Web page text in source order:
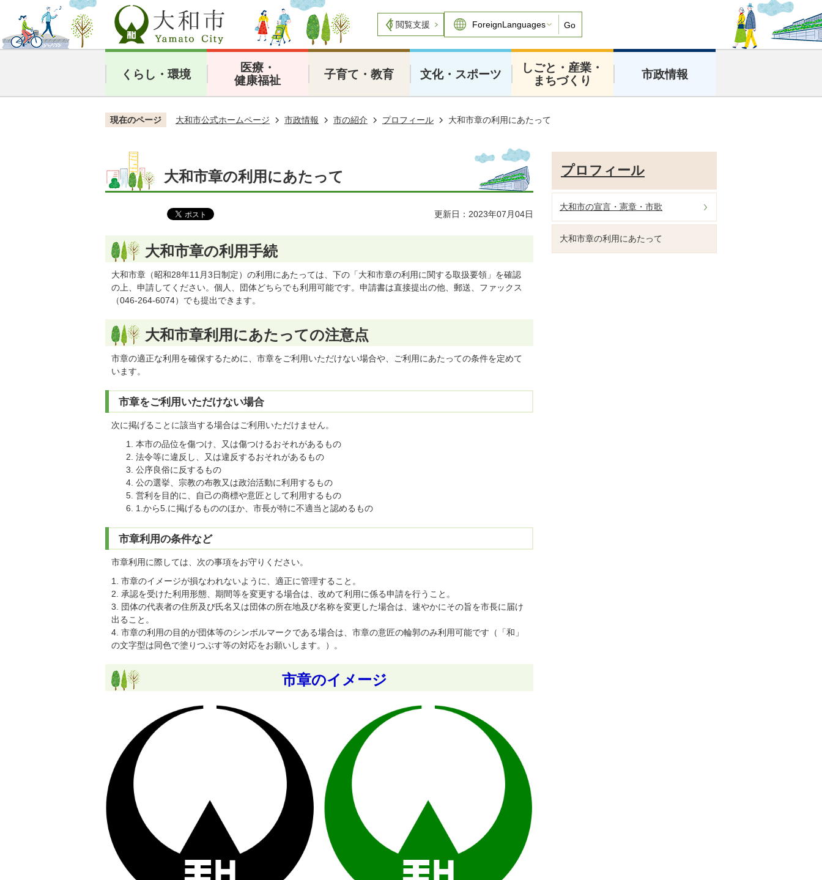
閲覧支援 Go
くらし・環境
医療・
健康福祉
子育て・教育 文化・スポーツ
しごと・産業・
まちづくり
市政情報
現在のページ 大和市公式ホームページ 市政情報 市の紹介 プロフィール 大和市章の利用にあたって
大和市章の利用にあたって
更新日：2023年07月04日
大和市章の利用手続
大和市章（昭和28年11月3日制定）の利用にあたっては、下の「大和市章の利用に関する取扱要領」を確認
の上、申請してください。個人、団体どちらでも利用可能です。申請書は直接提出の他、郵送、ファックス
（046-264-6074）でも提出できます。
大和市章利用にあたっての注意点
市章の適正な利用を確保するために、市章をご利用いただけない場合や、ご利用にあたっての条件を定めて
います。
市章をご利用いただけない場合
次に掲げることに該当する場合はご利用いただけません。
本市の品位を傷つけ、又は傷つけるおそれがあるもの
法令等に違反し、又は違反するおそれがあるもの
公序良俗に反するもの
公の選挙、宗教の布教又は政治活動に利用するもの
営利を目的に、自己の商標や意匠として利用するもの
1.から5.に掲げるもののほか、市長が特に不適当と認めるもの
市章利用の条件など
市章利用に際しては、次の事項をお守りください。
1. 市章のイメージが損なわれないように、適正に管理すること。
2. 承認を受けた利用形態、期間等を変更する場合は、改めて利用に係る申請を行うこと。
3. 団体の代表者の住所及び氏名又は団体の所在地及び名称を変更した場合は、速やかにその旨を市長に届け
出ること。
4. 市章の利用の目的が団体等のシンボルマークである場合は、市章の意匠の輪郭のみ利用可能です（「和」
の文字型は同色で塗りつぶす等の対応をお願いします。）。
市章のイメージ
プロフィール
大和市の宣言・憲章・市歌
大和市章の利用にあたって